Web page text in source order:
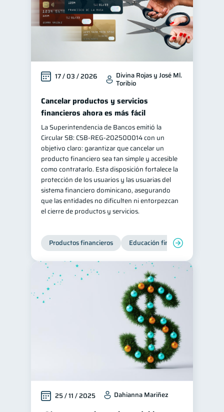
17 / 03 / 2026 Divina Rojas y José Ml.
Toribio
Cancelar productos y servicios
financieros ahora es más fácil
La Superintendencia de Bancos emitió la
Circular SB: CSB‑REG‑202500014 con un
objetivo claro: garantizar que cancelar un
producto financiero sea tan simple y accesible
como contratarlo. Esta disposición fortalece la
protección de los usuarios y las usuarias del
sistema financiero dominicano, asegurando
que las entidades no dificulten ni entorpezcan
el cierre de productos y servicios.
Productos financieros Educación financiera
25 / 11 / 2025 Dahianna Mariñez